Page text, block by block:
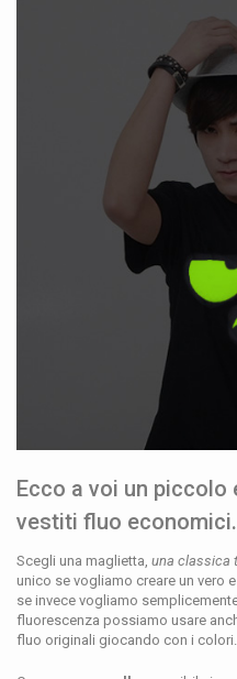
Ecco a voi un
vestiti fluo economici.
Scegli una maglietta, una classica
unico se vogliamo creare un vero
se invece vogliamo
fluorescenza possiamo usare
fluo originali giocando con i colori.